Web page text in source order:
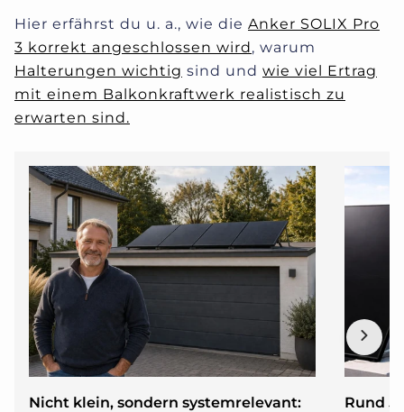
Hier erfährst du u. a., wie die Anker SOLIX Pro
3 korrekt angeschlossen wird, warum
Halterungen wichtig sind und wie viel Ertrag
mit einem Balkonkraftwerk realistisch zu
erwarten sind.
Nicht klein, sondern systemrelevant:
Rund